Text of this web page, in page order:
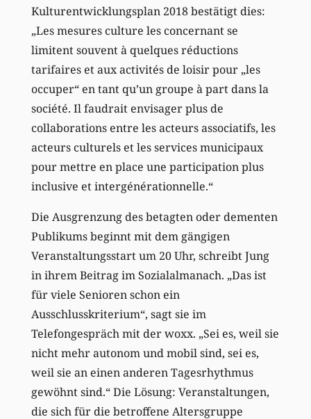
Kulturentwicklungsplan 2018 bestätigt dies:
„Les mesures culture les concernant se
limitent souvent à quelques réductions
tarifaires et aux activités de loisir pour „les
occuper“ en tant qu’un groupe à part dans la
société. Il faudrait envisager plus de
collaborations entre les acteurs associatifs, les
acteurs culturels et les services municipaux
pour mettre en place une participation plus
inclusive et intergénérationnelle.“
Die Ausgrenzung des betagten oder dementen
Publikums beginnt mit dem gängigen
Veranstaltungsstart um 20 Uhr, schreibt Jung
in ihrem Beitrag im Sozialalmanach. „Das ist
für viele Senioren schon ein
Ausschlusskriterium“, sagt sie im
Telefongespräch mit der woxx. „Sei es, weil sie
nicht mehr autonom und mobil sind, sei es,
weil sie an einen anderen Tagesrhythmus
gewöhnt sind.“ Die Lösung: Veranstaltungen,
die sich für die betroffene Altersgruppe